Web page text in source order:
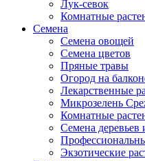
Лук-севок
Комнатные
Семена
Семена овощей
Семена цветов
Пряные травы
Огород на
Лекарственные
Микрозелень
Комнатные
Семена деревьев
Экзотические